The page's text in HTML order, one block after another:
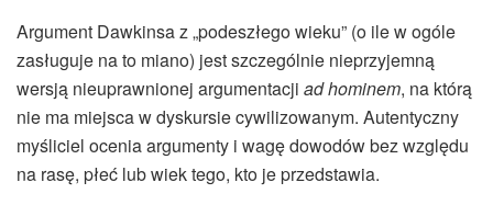
Argument Dawkinsa z „podeszłego wieku” (o ile w ogóle
zasługuje na to miano) jest szczególnie nieprzyjemną
wersją nieuprawnionej argumentacji ad hominem, na którą
nie ma miejsca w dyskursie cywilizowanym. Autentyczny
myśliciel ocenia argumenty i wagę dowodów bez względu
na rasę, płeć lub wiek tego, kto je przedstawia.